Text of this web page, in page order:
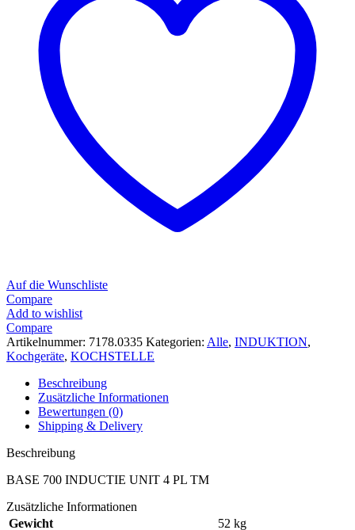
Auf die Wunschliste
Compare
Add to wishlist
Compare
Artikelnummer: 7178.0335 Kategorien: Alle, INDUKTION,
Kochgeräte, KOCHSTELLE
Beschreibung
Zusätzliche Informationen
Bewertungen (0)
Shipping & Delivery
Beschreibung
BASE 700 INDUCTIE UNIT 4 PL TM
Zusätzliche Informationen
Gewicht
52 kg